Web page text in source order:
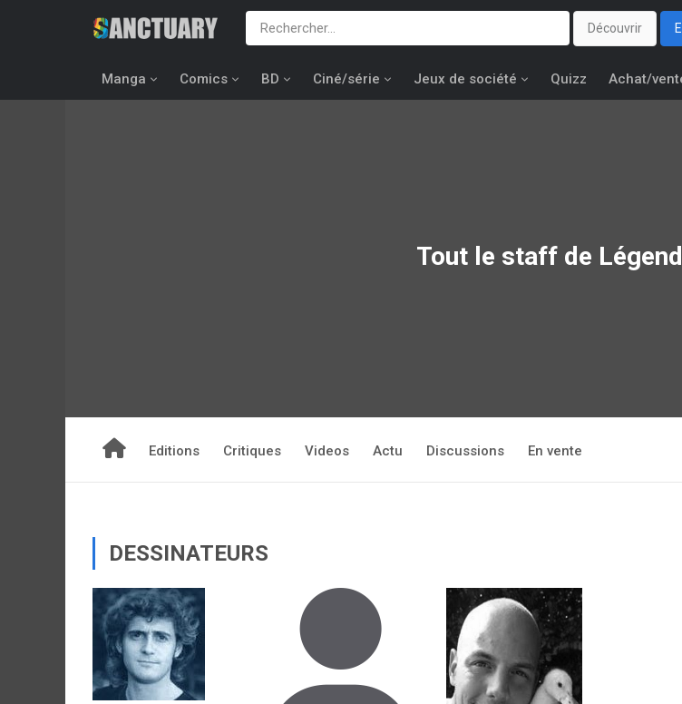
Découvrir
Manga Comics BD Ciné/série Jeux de société Quizz Achat/
Tout le staff de
Editions Critiques Videos Actu Discussions En vente
DESSINATEURS